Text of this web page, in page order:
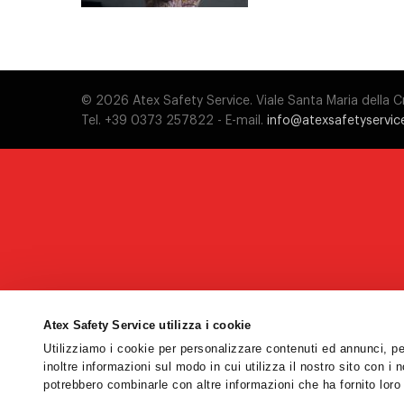
Atex Safety Service utilizza i cookie
Utilizziamo i cookie per personalizzare contenuti ed annunci,
inoltre informazioni sul modo in cui utilizza il nostro sito con i
potrebbero combinarle con altre informazioni che ha fornito
© 2026 Atex Safety Service. Viale Santa Maria della
Tel. +39 0373 257822 - E-mail.